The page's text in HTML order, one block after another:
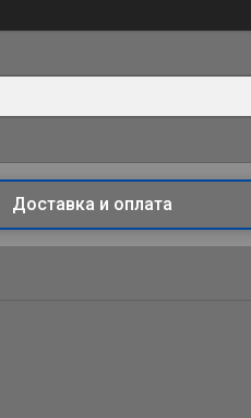
Доставка и оплата